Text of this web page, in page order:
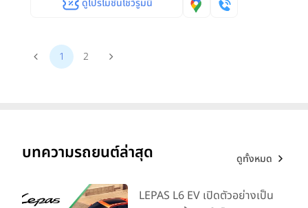
ดูโปรโมชั่นโชว์รูมนี้
1 2
บทความรถยนต์ล่าสุด ดูทั้งหมด
LEPAS L6 EV เปิดตัวอย่างเป็น